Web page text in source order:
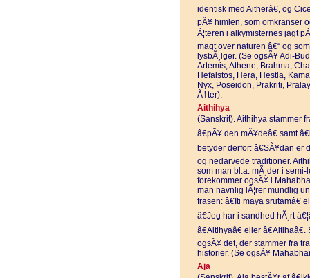
identisk med Aitherâ€, og
pÃ¥ himlen, som omkranser
Ã¦teren i alkymisternes jagt
magt over naturen â€“ og
lysbÃ¸lger. (Se ogsÃ¥ Adi-
Artemis, Athene, Brahma,
Hefaistos, Hera, Hestia,
Nyx, Poseidon, Prakriti,
Ã†ter).
Aithihya
(Sanskrit). Aithihya stammer
â€pÃ¥ den mÃ¥deâ€ samt
betyder derfor: â€SÃ¥dan er
og nedarvede traditioner.
som man bl.a. mÃ¸der i
forekommer ogsÃ¥ i
man navnlig lÃ¦rer mundlig
frasen: â€Iti maya srutamâ€
â€Jeg har i sandhed hÃ¸rt
â€Aitihyaâ€ eller
ogsÃ¥ det, der stammer fra
historier. (Se ogsÃ¥
Aja